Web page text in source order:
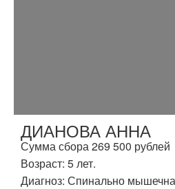
ДИАНОВА АННА
Сумма сбора 269 500 рублей
Возраст: 5 лет.
Диагноз: Спинально